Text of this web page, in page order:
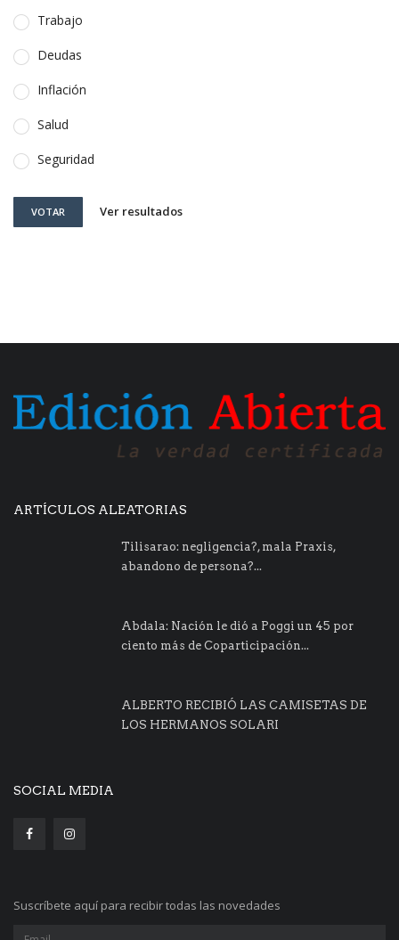
Trabajo
Deudas
Inflación
Salud
Seguridad
VOTAR Ver resultados
ARTÍCULOS ALEATORIAS
Tilisarao: negligencia?, mala Praxis,
abandono de persona?...
Abdala: Nación le dió a Poggi un 45 por
ciento más de Coparticipación...
ALBERTO RECIBIÓ LAS CAMISETAS DE
LOS HERMANOS SOLARI
SOCIAL MEDIA
Suscríbete aquí para recibir todas las novedades